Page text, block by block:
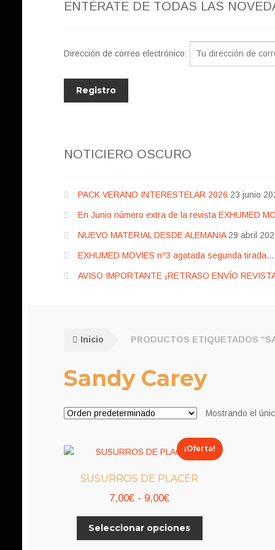
ENTÉRATE DE TODAS LAS
Dirección de correo electrónico:
NOTICIERO OSCURO
PACK VERANO INTERESTELAR 2026 23 junio
En Junio número extra de la revista EXHUMED
NUEVO MATERIAL DESDE ALEMANIA 29 abril
EXHUMED MOVIES nº3 agotada segunda
AVISO IMPORTANTE ¡RETRASO ENVÍO
Inicio PRODUCTOS ETIQUETADOS
Sandy Carey
Mostrando el
SUSURROS DE PLACER
¡Oferta!
7,00€ - 9,00€Rango
de
precios:
Seleccionar opciones